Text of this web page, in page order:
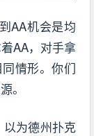
AA机会是均
AA，对手拿
情形。你们
。
为德州扑克